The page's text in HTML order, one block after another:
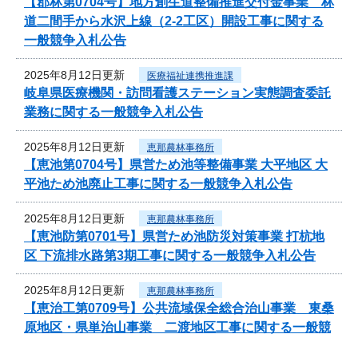
道二間手から水沢上線（2-2工区）開設工事に関する
一般競争入札公告
2025年8月12日更新 医療福祉連携推進課
岐阜県医療機関・訪問看護ステーション実態調査委託
業務に関する一般競争入札公告
2025年8月12日更新 恵那農林事務所
【恵池第0704号】県営ため池等整備事業 大平地区 大
平池ため池廃止工事に関する一般競争入札公告
2025年8月12日更新 恵那農林事務所
【恵池防第0701号】県営ため池防災対策事業 打杭地
区 下流排水路第3期工事に関する一般競争入札公告
2025年8月12日更新 恵那農林事務所
【恵治工第0709号】公共流域保全総合治山事業 東桑
原地区・県単治山事業 二渡地区工事に関する一般競